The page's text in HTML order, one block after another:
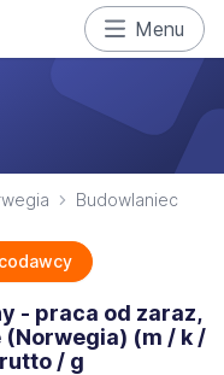
Menu
Budowlaniec
- praca od zaraz,
(Norwegia) (m / k /
/ g